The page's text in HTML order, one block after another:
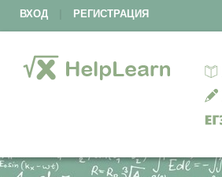
ВХОД РЕГИСТРАЦИЯ